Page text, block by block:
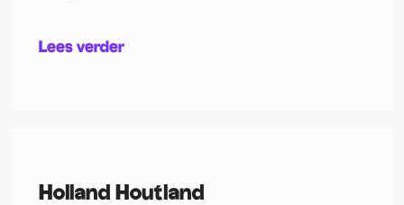
Lees verder
Holland Houtland